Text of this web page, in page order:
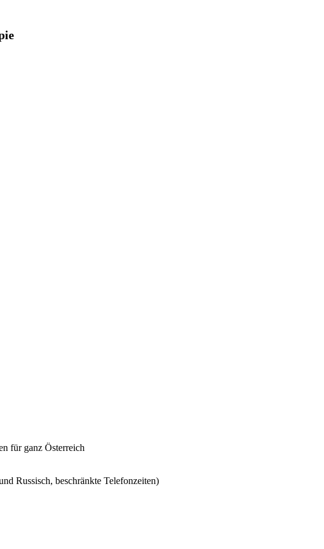
für ganz Österreich
Russisch, beschränkte Telefonzeiten)